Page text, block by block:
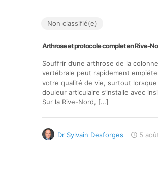
Non classifié(e)
Arthrose et protocole complet en Rive-
Souffrir d’une arthrose de la colonne
vertébrale peut rapidement
votre qualité de vie, surtout lorsque
douleur articulaire s’installe avec
Sur la Rive-Nord, […]
Dr Sylvain Desforges 5